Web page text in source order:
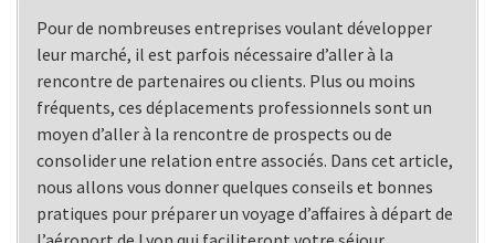
Pour de nombreuses entreprises voulant développer
leur marché, il est parfois nécessaire d’aller à la
rencontre de partenaires ou clients. Plus ou moins
fréquents, ces déplacements professionnels sont un
moyen d’aller à la rencontre de prospects ou de
consolider une relation entre associés. Dans cet article,
nous allons vous donner quelques conseils et bonnes
pratiques pour préparer un voyage d’affaires à départ de